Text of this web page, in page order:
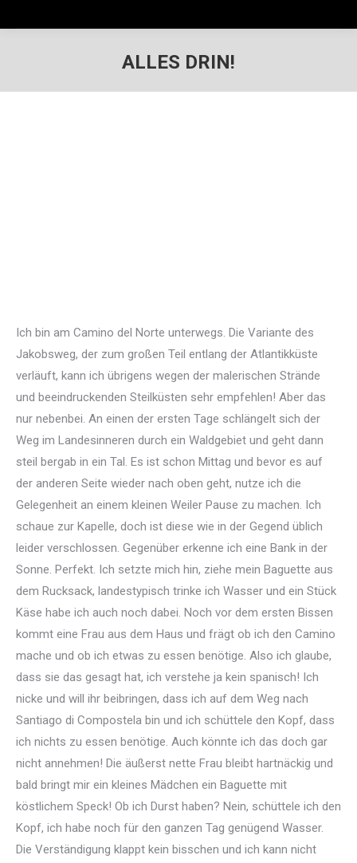
ALLES DRIN!
Ich bin am Camino del Norte unterwegs. Die Variante des
Jakobsweg, der zum großen Teil entlang der Atlantikküste
verläuft, kann ich übrigens wegen der malerischen Strände
und beeindruckenden Steilküsten sehr empfehlen! Aber das
nur nebenbei. An einen der ersten Tage schlängelt sich der
Weg im Landesinneren durch ein Waldgebiet und geht dann
steil bergab in ein Tal. Es ist schon Mittag und bevor es auf
der anderen Seite wieder nach oben geht, nutze ich die
Gelegenheit an einem kleinen Weiler Pause zu machen. Ich
schaue zur Kapelle, doch ist diese wie in der Gegend üblich
leider verschlossen. Gegenüber erkenne ich eine Bank in der
Sonne. Perfekt. Ich setzte mich hin, ziehe mein Baguette aus
dem Rucksack, landestypisch trinke ich Wasser und ein Stück
Käse habe ich auch noch dabei. Noch vor dem ersten Bissen
kommt eine Frau aus dem Haus und frägt ob ich den Camino
mache und ob ich etwas zu essen benötige. Also ich glaube,
dass sie das gesagt hat, ich verstehe ja kein spanisch! Ich
nicke und will ihr beibringen, dass ich auf dem Weg nach
Santiago di Compostela bin und ich schüttele den Kopf, dass
ich nichts zu essen benötige. Auch könnte ich das doch gar
nicht annehmen! Die äußerst nette Frau bleibt hartnäckig und
bald bringt mir ein kleines Mädchen ein Baguette mit
köstlichem Speck! Ob ich Durst haben? Nein, schüttele ich den
Kopf, ich habe noch für den ganzen Tag genügend Wasser.
Die Verständigung klappt kein bisschen und ich kann nicht